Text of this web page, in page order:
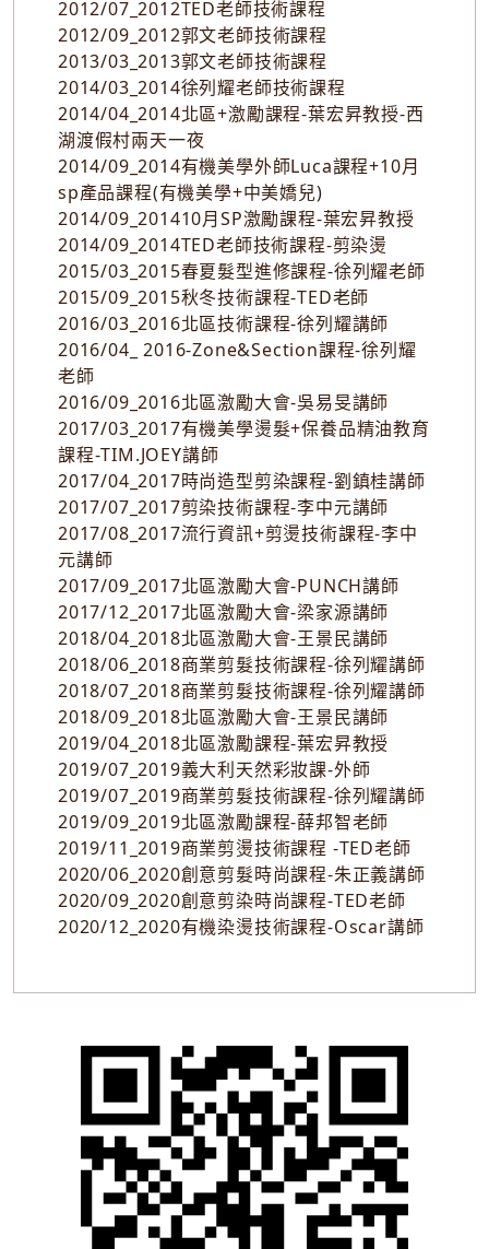
2012/07_2012TED老師技術課程
2012/09_2012郭文老師技術課程
2013/03_2013郭文老師技術課程
2014/03_2014徐列耀老師技術課程
2014/04_2014北區+激勵課程-葉宏昇教授-西
湖渡假村兩天一夜
2014/09_2014有機美學外師Luca課程+10月
sp產品課程(有機美學+中美嬌兒)
2014/09_201410月SP激勵課程-葉宏昇教授
2014/09_2014TED老師技術課程-剪染燙
2015/03_2015春夏髮型進修課程-徐列耀老師
2015/09_2015秋冬技術課程-TED老師
2016/03_2016北區技術課程-徐列耀講師
2016/04_ 2016-Zone&Section課程-徐列耀
老師
2016/09_2016北區激勵大會-吳易旻講師
2017/03_2017有機美學燙髮+保養品精油教育
課程-TIM.JOEY講師
2017/04_2017時尚造型剪染課程-劉鎮桂講師
2017/07_2017剪染技術課程-李中元講師
2017/08_2017流行資訊+剪燙技術課程-李中
元講師
2017/09_2017北區激勵大會-PUNCH講師
2017/12_2017北區激勵大會-梁家源講師
2018/04_2018北區激勵大會-王景民講師
2018/06_2018商業剪髮技術課程-徐列耀講師
2018/07_2018商業剪髮技術課程-徐列耀講師
2018/09_2018北區激勵大會-王景民講師
2019/04_2018北區激勵課程-葉宏昇教授
2019/07_2019義大利天然彩妝課-外師
2019/07_2019商業剪髮技術課程-徐列耀講師
2019/09_2019北區激勵課程-薛邦智老師
2019/11_2019商業剪燙技術課程 -TED老師
2020/06_2020創意剪髮時尚課程-朱正義講師
2020/09_2020創意剪染時尚課程-TED老師
2020/12_2020有機染燙技術課程-Oscar講師